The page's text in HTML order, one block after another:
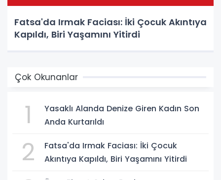
Fatsa'da Irmak Faciası: İki Çocuk Akıntıya
Kapıldı, Biri Yaşamını Yitirdi
Çok Okunanlar
1
Yasaklı Alanda Denize Giren Kadın Son
Anda Kurtarıldı
2
Fatsa'da Irmak Faciası: İki Çocuk
Akıntıya Kapıldı, Biri Yaşamını Yitirdi